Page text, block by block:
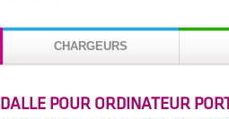
CHARGEURS
DALLE POUR ORDINATEUR